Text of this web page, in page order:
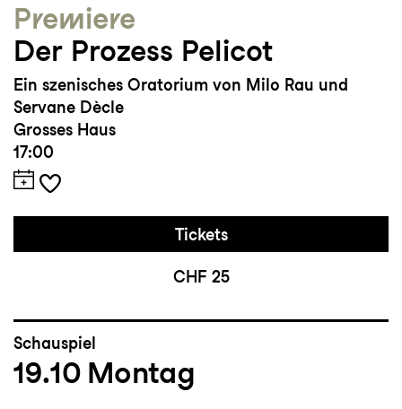
Premiere
Der Prozess Pelicot
Ein szenisches Oratorium von Milo Rau und
Servane Dècle
Grosses Haus
17:00
Tickets
CHF 25
Schauspiel
19.10 Montag